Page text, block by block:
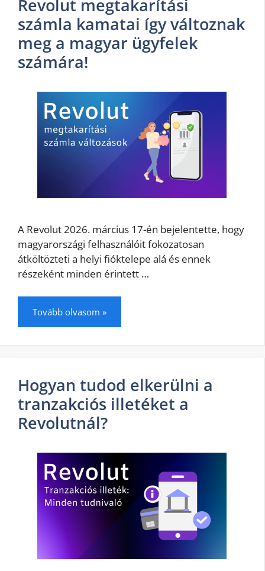
Revolut megtakarítási
számla kamatai így változnak
meg a magyar ügyfelek
számára!
A Revolut 2026. március 17-én bejelentette, hogy
magyarországi felhasználóit fokozatosan
átköltözteti a helyi fióktelepe alá és ennek
részeként minden érintett …
Tovább olvasom »
Hogyan tudod elkerülni a
tranzakciós illetéket a
Revolutnál?